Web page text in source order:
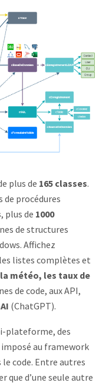
plus de 165 classes.
de procédures
, plus de 1000
de structures
Affichez
listes complètes et
météo, les taux de
de code, aux API,
(ChatGPT).
plateforme, des
au framework
le code. Entre autres
que d’une seule autre